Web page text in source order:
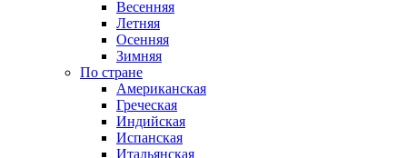
Весенняя
Летняя
Осенняя
Зимняя
По стране
Американская
Греческая
Индийская
Испанская
Итальянская